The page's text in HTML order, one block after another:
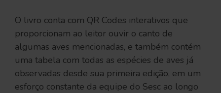
O livro conta com QR Codes interativos que
proporcionam ao leitor ouvir o canto de
algumas aves mencionadas, e também contém
uma tabela com todas as espécies de aves já
observadas desde sua primeira edição, em um
esforço constante da equipe do Sesc ao longo